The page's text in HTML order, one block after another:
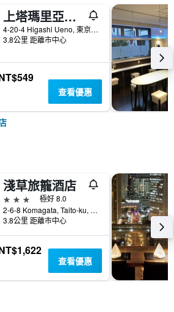
上塔瑪里亞飯店 - 青年旅舍
4-20-4 Higashi Ueno, 東京, 日本
3.8公里 距離市中心
查看優惠
淺草旅籠酒店
3星級
極好 8.0
2-6-8 Komagata, Taito-ku, 東京, 日本
3.8公里 距離市中心
查看優惠